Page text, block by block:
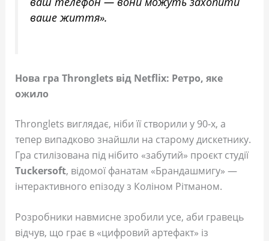
ваше життя».
Нова гра Thronglets від Netflix: Ретро, яке
ожило
Thronglets виглядає, ніби її створили у 90-х, а
тепер випадково знайшли на старому дискетнику.
Гра стилізована під нібито «забутий» проєкт студії
Tuckersoft, відомої фанатам «Брандашмигу» —
інтерактивного епізоду з Коліном Рітманом.
Розробники навмисне зробили усе, аби гравець
відчув, що грає в «цифровий артефакт» із